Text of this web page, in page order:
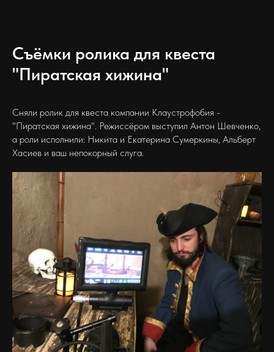
Съёмки ролика для квеста
"Пиратская хижина"
Сняли ролик для квеста компании Клаустрофобия -
"Пиратская хижина". Режиссёром выступил Антон Шевченко,
а роли исполнили: Никита и Екатерина Сумеркины, Альберт
Хасиев и ваш непокорный слуга.